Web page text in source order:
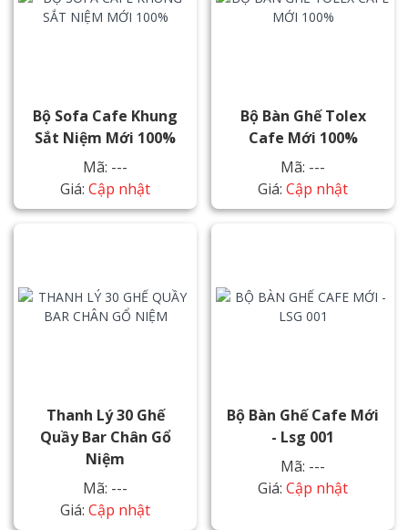
Bộ Sofa Cafe Khung
Sắt Niệm Mới 100%
Mã: ---
Giá: Cập nhật
Bộ Bàn Ghế Tolex
Cafe Mới 100%
Mã: ---
Giá: Cập nhật
Thanh Lý 30 Ghế
Quầy Bar Chân Gổ
Niệm
Mã: ---
Giá: Cập nhật
Bộ Bàn Ghế Cafe Mới
- Lsg 001
Mã: ---
Giá: Cập nhật